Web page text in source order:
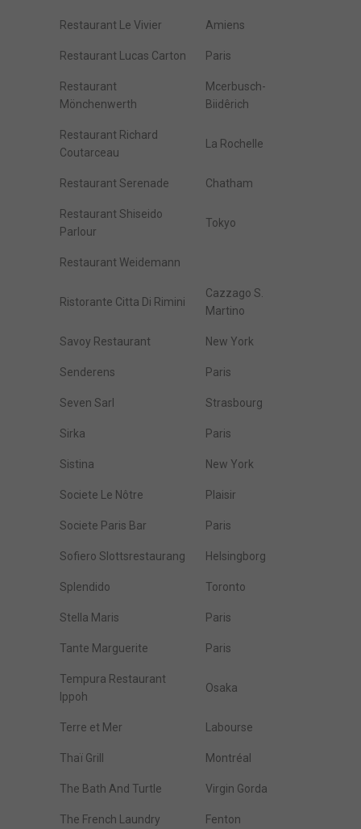
Restaurant Le Vivier Amiens
Restaurant Lucas Carton Paris
Restaurant
Mönchenwerth
Mcerbusch-
Biidêrich
Restaurant Richard
Coutarceau
La Rochelle
Restaurant Serenade Chatham
Restaurant Shiseido
Parlour
Tokyo
Restaurant Weidemann
Ristorante Citta Di Rimini
Cazzago S.
Martino
Savoy Restaurant New York
Senderens Paris
Seven Sarl Strasbourg
Sirka Paris
Sistina New York
Societe Le Nôtre Plaisir
Societe Paris Bar Paris
Sofiero Slottsrestaurang Helsingborg
Splendido Toronto
Stella Maris Paris
Tante Marguerite Paris
Tempura Restaurant
Ippoh
Osaka
Terre et Mer Labourse
Thaï Grill Montréal
The Bath And Turtle Virgin Gorda
The French Laundry Fenton